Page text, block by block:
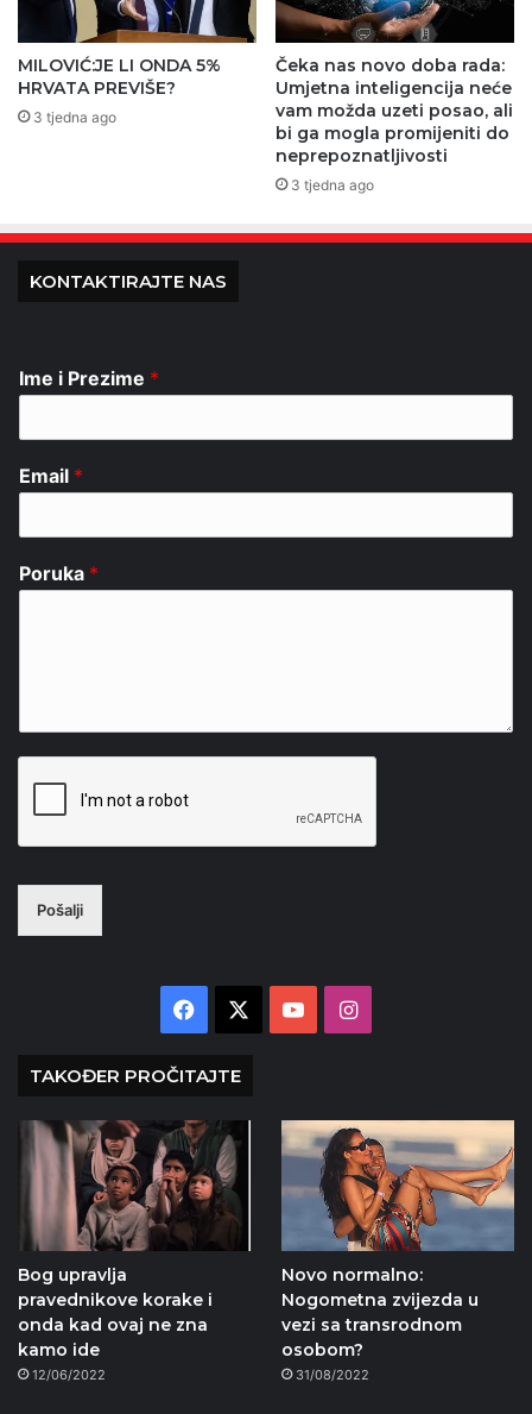
MILOVIĆ:JE LI ONDA 5%
HRVATA PREVIŠE?
3 tjedna ago
Čeka nas novo doba rada:
Umjetna inteligencija neće
vam možda uzeti posao, ali
bi ga mogla promijeniti do
neprepoznatljivosti
3 tjedna ago
KONTAKTIRAJTE NAS
Ime i Prezime *
Email *
Poruka *
Pošalji
Facebook YouTubeInstagram
TAKOĐER PROČITAJTE
Bog upravlja
pravednikove korake i
onda kad ovaj ne zna
kamo ide
12/06/2022
Novo normalno:
Nogometna zvijezda u
vezi sa transrodnom
osobom?
31/08/2022